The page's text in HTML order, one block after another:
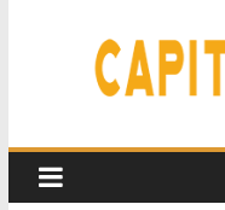
Boadilla destinó más
beneficios fiscales en